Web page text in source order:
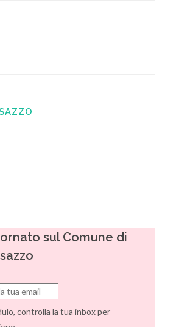
sul Comune di
controlla la tua inbox per